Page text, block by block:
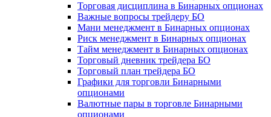
Торговая дисциплина в Бинарных опционах
Важные вопросы трейдеру БО
Мани менеджмент в Бинарных опционах
Риск менеджмент в Бинарных опционах
Тайм менеджмент в Бинарных опционах
Торговый дневник трейдера БО
Торговый план трейдера БО
Графики для торговли Бинарными
опционами
Валютные пары в торговле Бинарными
опционами